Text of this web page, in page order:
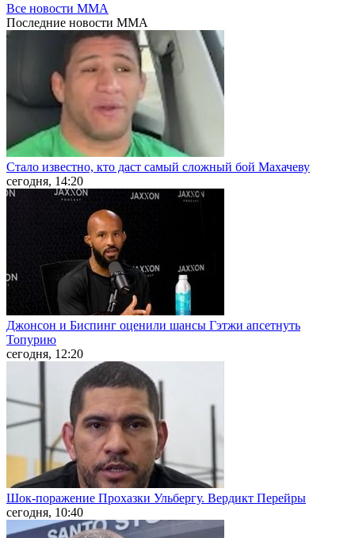
Все новости MMA
Последние новости MMA
Стало известно, кто даст самый сложный бой Махачеву
сегодня, 14:20
Джонсон и Биспинг оценили шансы Гэтжи апсетнуть
Топурию
сегодня, 12:20
Шок-поражение Прохазки Ульбергу. Вердикт Перейры
сегодня, 10:40